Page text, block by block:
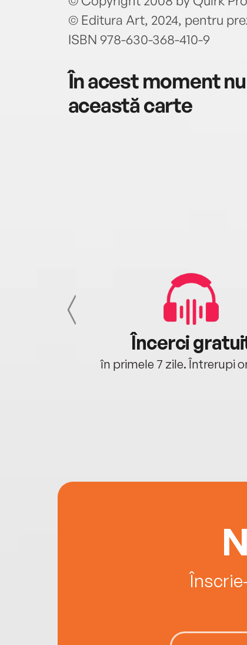
© Editura Art, 2024, pentru
ISBN 978-630-368-410-9
În acest moment
această carte
Încerci
în primele 7 zile. Întrerupi